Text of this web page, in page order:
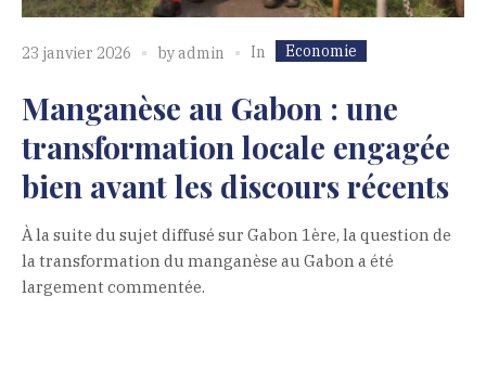
23 janvier 2026 byadmin In Economie
Manganèse au Gabon : une
transformation locale engagée
bien avant les discours récents
À la suite du sujet diffusé sur Gabon 1ère, la question de
la transformation du manganèse au Gabon a été
largement commentée.